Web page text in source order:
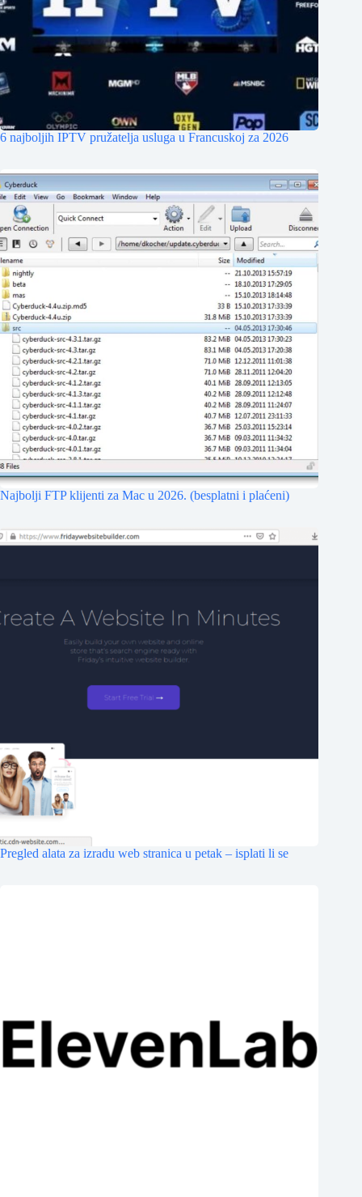
6 najboljih IPTV pružatelja usluga u Francuskoj za 2026
Najbolji FTP klijenti za Mac u 2026. (besplatni i plaćeni)
Pregled alata za izradu web stranica u petak – isplati li se